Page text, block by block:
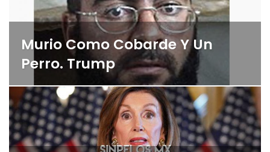
Murio Como Cobarde Y Un
Perro. Trump